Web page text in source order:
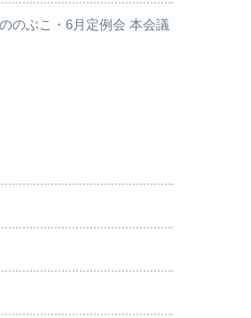
のぶこ・6月定例会 本会議